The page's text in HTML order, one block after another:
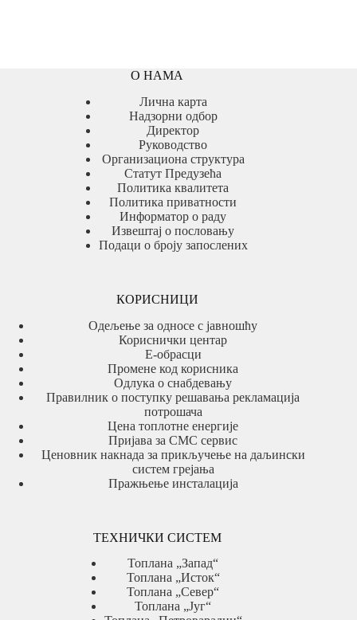
О НАМА
Лична карта
Надзорни одбор
Директор
Руководство
Организациона структура
Статут Предузећа
Политика квалитета
Политика приватности
Информатор о раду
Извештај о пословању
Подаци о броју запослених
КОРИСНИЦИ
Одељење за односе с јавношћу
Кориснички центар
Е-обрасци
Промене код корисника
Одлука о снабдевању
Правилник о поступку решавања рекламација
потрошача
Цена топлотне енергије
Пријава за СМС сервис
Ценовник накнада за прикључење на даљински
систем грејања
Пражњење инсталација
ТЕХНИЧКИ СИСТЕМ
Топлана „Запад“
Топлана „Исток“
Топлана „Север“
Топлана „Југ“